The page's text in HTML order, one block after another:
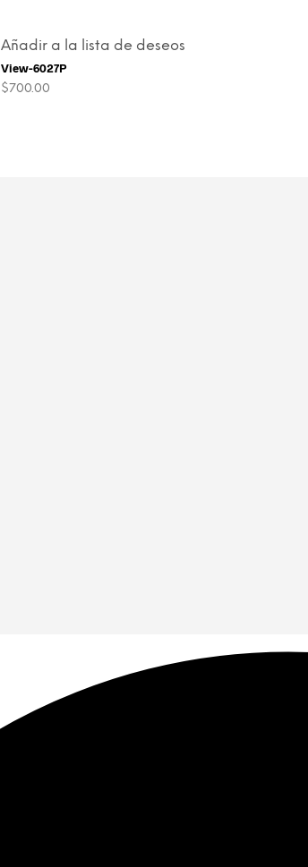
Añadir a la lista de deseos
View-6027P
$700.00